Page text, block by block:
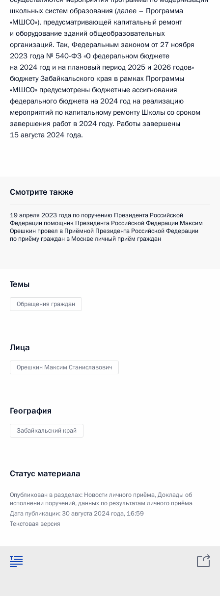
школьных систем образования (далее – Программа
«МШСО»), предусматривающей капитальный ремонт
и оборудование зданий общеобразовательных
организаций. Так, Федеральным законом от 27 ноября
2023 года № 540-ФЗ «О федеральном бюджете
на 2024 год и на плановый период 2025 и 2026 годов»
бюджету Забайкальского края в рамках Программы
«МШСО» предусмотрены бюджетные ассигнования
федерального бюджета на 2024 год на реализацию
мероприятий по капитальному ремонту Школы со сроком
завершения работ в 2024 году. Работы завершены
15 августа 2024 года.
Смотрите также
19 апреля 2023 года по поручению Президента Российской
Федерации помощник Президента Российской Федерации Максим
Орешкин провел в Приёмной Президента Российской Федерации
по приёму граждан в Москве личный приём граждан
Темы
Обращения граждан
Лица
Орешкин Максим Станиславович
География
Забайкальский край
Статус материала
Опубликован в разделах: Новости личного приёма,Доклады об
исполнении поручений, данных по результатам личного приёма
Дата публикации:30 августа 2024 года, 16:59
Текстовая версия